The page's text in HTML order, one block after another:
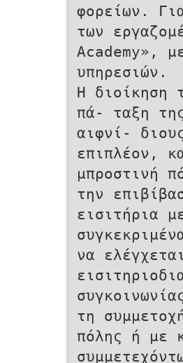
φορείων.
των
Academy»,
υπηρεσιών.
Η διοίκηση
πά- ταξη
αιφνί-
επιπλέον,
μπροστινή
την
εισιτήρια
να
τη
πόλης ή με